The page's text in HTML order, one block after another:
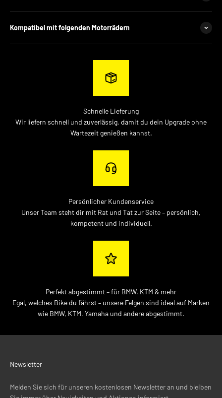
Kompatibel mit folgenden Motorrädern
Schnelle Lieferung
Wir liefern schnell und zuverlässig, damit du dein Upgrade ohne
Wartezeit genießen kannst.
Persönlicher Kundenservice
Unser Team steht dir mit Rat und Tat zur Seite – persönlich,
kompetent und individuell.
Perfekt abgestimmt – für BMW, KTM & mehr
Egal, welches Bike du fährst – unsere Felgen sind ideal auf Marken
wie BMW, KTM, Yamaha und andere abgestimmt.
Newsletter
Melden Sie sich für unseren kostenlosen Newsletter an und bleiben